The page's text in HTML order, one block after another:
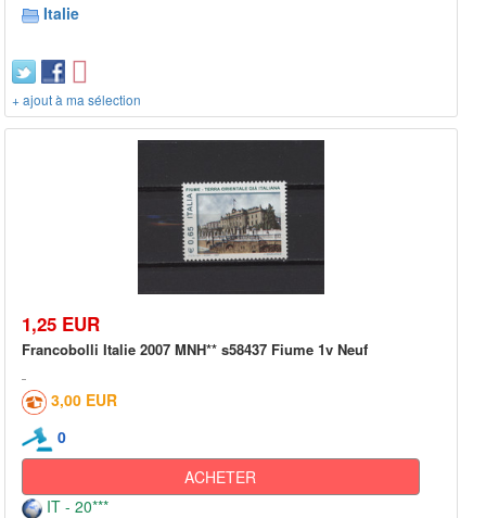
Italie
+ ajout à ma sélection
1,25 EUR
Francobolli Italie 2007 MNH** s58437 Fiume 1v Neuf
3,00 EUR
0
ACHETER
IT - 20***